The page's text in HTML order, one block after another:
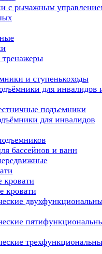
с рычажным
и ступенькоходы
для инвалидов
подъемники
для инвалидов
бассейнов и ванн
кровати
кровати